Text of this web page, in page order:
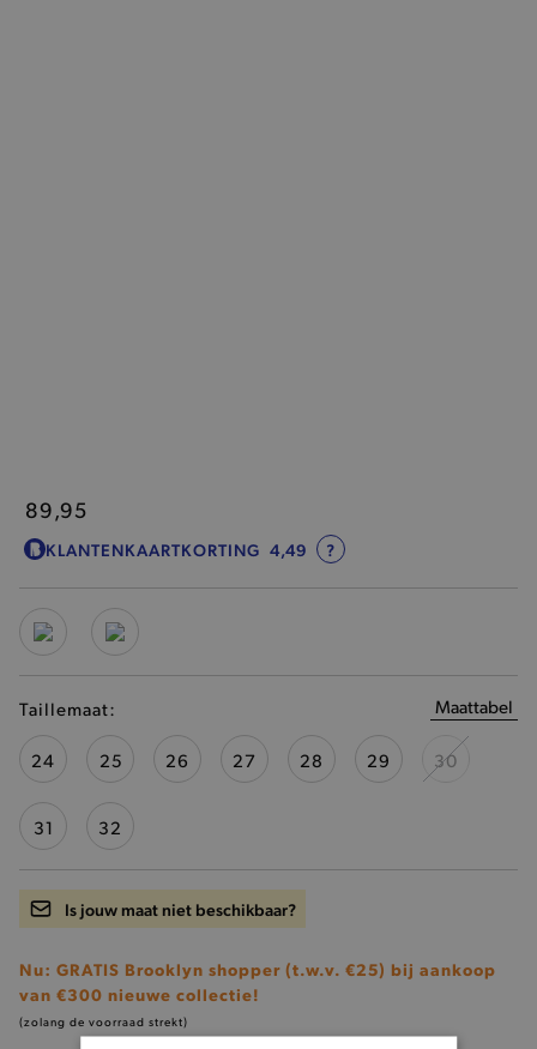
89,95
KLANTENKAARTKORTING 4,49 ?
Taillemaat: Maattabel
24 25 26 27 28 29 30
31 32
Is jouw maat niet beschikbaar?
Nu: GRATIS Brooklyn shopper (t.w.v. €25) bij aankoop
van €300 nieuwe collectie!
(zolang de voorraad strekt)